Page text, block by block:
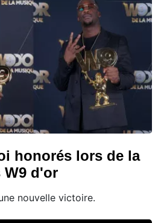
honorés lors de la
W9 d'or
nouvelle victoire.